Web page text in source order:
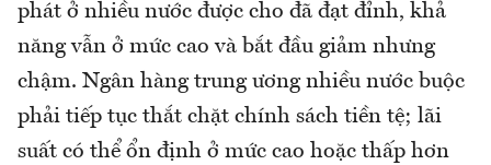
phát ở nhiều nước được cho đã đạt đỉnh, khả
năng vẫn ở mức cao và bắt đầu giảm nhưng
chậm. Ngân hàng trung ương nhiều nước buộc
phải tiếp tục thắt chặt chính sách tiền tệ; lãi
suất có thể ổn định ở mức cao hoặc thấp hơn